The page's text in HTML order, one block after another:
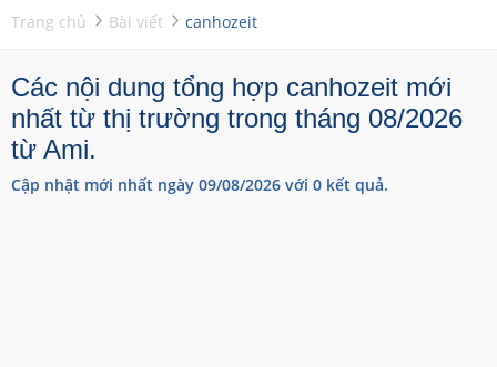
Trang chủ Bài viết canhozeit
Các nội dung tổng hợp canhozeit mới
nhất từ thị trường trong tháng 08/2026
từ Ami.
Cập nhật mới nhất ngày 09/08/2026 với 0 kết quả.